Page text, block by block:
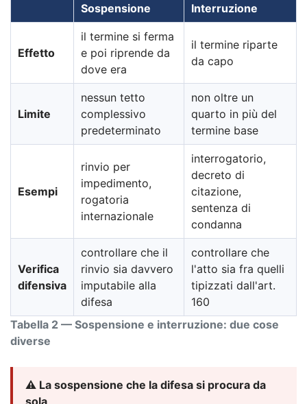
Tabella 2 — Sospensione e interruzione: due cose
diverse
Sospensione Interruzione
Effetto
il termine si ferma
e poi riprende da
dove era
il termine riparte
da capo
Limite
nessun tetto
complessivo
predeterminato
non oltre un
quarto in più del
termine base
Esempi
rinvio per
impedimento,
rogatoria
internazionale
interrogatorio,
decreto di
citazione,
sentenza di
condanna
Verifica
difensiva
controllare che il
rinvio sia davvero
imputabile alla
difesa
controllare che
l'atto sia fra quelli
tipizzati dall'art.
160
⚠️ La sospensione che la difesa si procura da
sola